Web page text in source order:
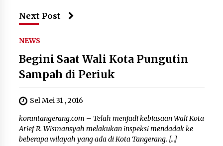
Next Post
NEWS
Begini Saat Wali Kota Pungutin
Sampah di Periuk
Sel Mei 31 , 2016
korantangerang.com – Telah menjadi kebiasaan Wali Kota
Arief R. Wismansyah melakukan inspeksi mendadak ke
beberapa wilayah yang ada di Kota Tangerang. […]